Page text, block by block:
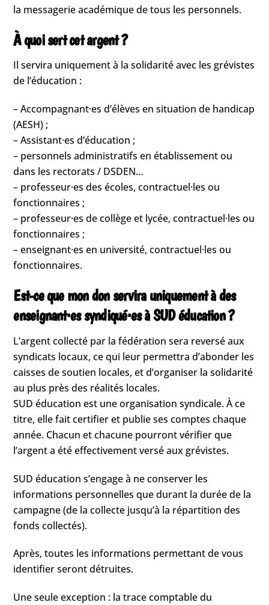
la messagerie académique de tous les personnels.
À quoi sert cet argent ?
Il servira uniquement à la solidarité avec les grévistes
de l’éducation :
– Accompagnant·es d’élèves en situation de handicap
(AESH) ;
– Assistant·es d’éducation ;
– personnels administratifs en établissement ou
dans les rectorats / DSDEN…
– professeur·es des écoles, contractuel·les ou
fonctionnaires ;
– professeur·es de collège et lycée, contractuel·les ou
fonctionnaires ;
– enseignant·es en université, contractuel·les ou
fonctionnaires.
Est-ce que mon don servira uniquement à des
enseignant·es syndiqué·es à SUD éducation ?
L’argent collecté par la fédération sera reversé aux
syndicats locaux, ce qui leur permettra d’abonder les
caisses de soutien locales, et d’organiser la solidarité
au plus près des réalités locales.
SUD éducation est une organisation syndicale. À ce
titre, elle fait certifier et publie ses comptes chaque
année. Chacun et chacune pourront vérifier que
l’argent a été effectivement versé aux grévistes.
SUD éducation s’engage à ne conserver les
informations personnelles que durant la durée de la
campagne (de la collecte jusqu’à la répartition des
fonds collectés).
Après, toutes les informations permettant de vous
identifier seront détruites.
Une seule exception : la trace comptable du